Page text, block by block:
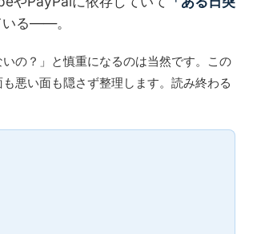
いる——。
の？」と慎重になるのは当然です。この
も悪い面も隠さず整理します。読み終わる